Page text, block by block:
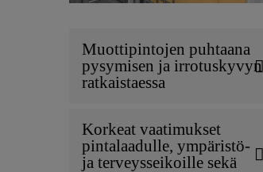
Muottipintojen puhtaana
pysymisen ja irrotuskyvyn
ratkaistaessa
Korkeat vaatimukset
pintalaadulle, ympäristö-
ja terveysseikoille sekä